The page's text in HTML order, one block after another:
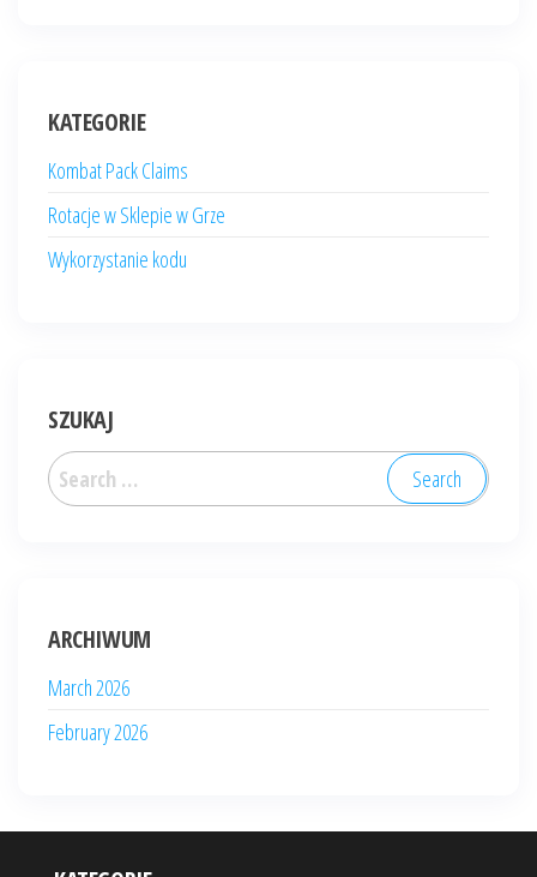
KATEGORIE
Kombat Pack Claims
Rotacje w Sklepie w Grze
Wykorzystanie kodu
SZUKAJ
Search
for:
ARCHIWUM
March 2026
February 2026